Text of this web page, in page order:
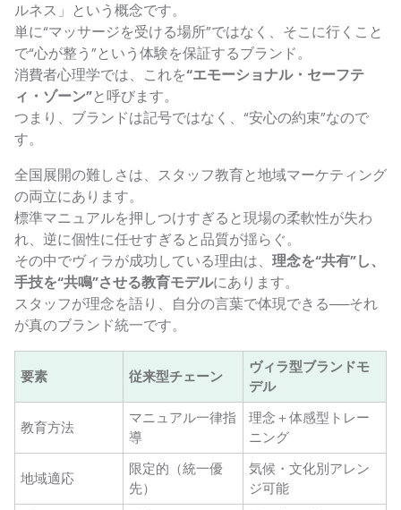
ルネス」という概念です。
単に“マッサージを受ける場所”ではなく、そこに行くこと
で“心が整う”という体験を保証するブランド。
消費者心理学では、これを“エモーショナル・セーフテ
ィ・ゾーン”と呼びます。
つまり、ブランドは記号ではなく、“安心の約束”なので
す。
全国展開の難しさは、スタッフ教育と地域マーケティング
の両立にあります。
標準マニュアルを押しつけすぎると現場の柔軟性が失わ
れ、逆に個性に任せすぎると品質が揺らぐ。
その中でヴィラが成功している理由は、 理念を“共有”し、
手技を“共鳴”させる教育モデルにあります。
スタッフが理念を語り、自分の言葉で体現できる──それ
が真のブランド統一です。
要素 従来型チェーン
ヴィラ型ブランドモ
デル
教育方法
マニュアル一律指
導
理念＋体感型トレー
ニング
地域適応
限定的（統一優
先）
気候・文化別アレン
ジ可能